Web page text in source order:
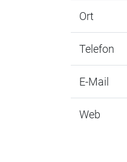
Ort
Telefon
E-Mail
Web